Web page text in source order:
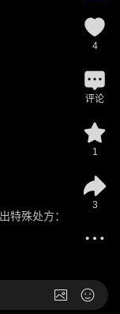
特殊处方：
4
评论
1
3